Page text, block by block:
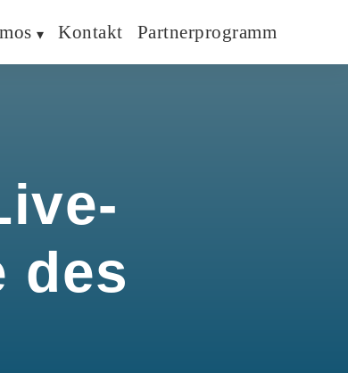
Kontakt Partnerprogramm
des